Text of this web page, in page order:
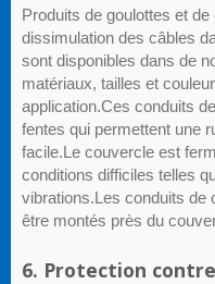
Produits de goulottes et
dissimulation des câbles
sont disponibles dans de
matériaux, tailles et
application.Ces conduits
fentes qui permettent une
facile.Le couvercle est
conditions difficiles telles
vibrations.Les conduits de
être montés près du
6. Protection